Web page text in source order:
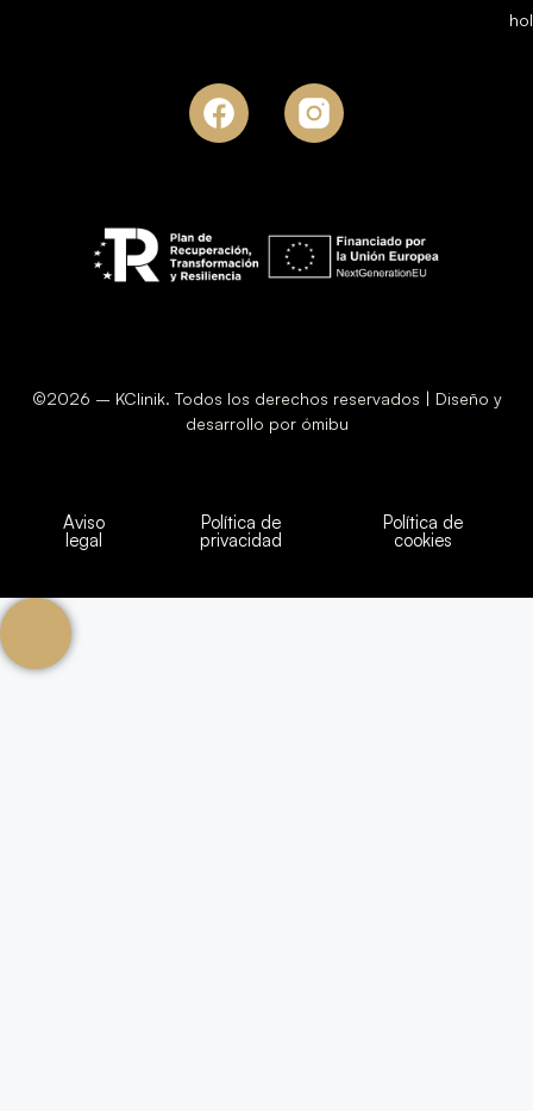
©2026 – KClinik. Todos los derechos reservados | Diseño y
desarrollo por ómibu
Aviso
legal
Política de
privacidad
Política de
cookies